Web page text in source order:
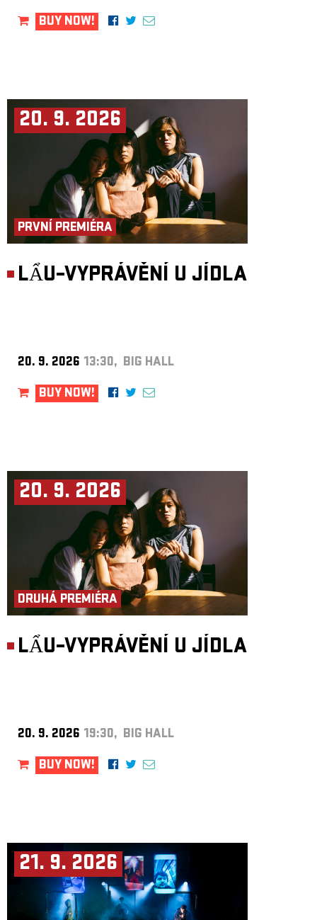
BUY NOW!
20. 9. 2026
PRVNÍ PREMIÉRA
LẨU–VYPRÁVĚNÍ U JÍDLA
20. 9. 2026 13:30, BIG HALL
BUY NOW!
20. 9. 2026
DRUHÁ PREMIÉRA
LẨU–VYPRÁVĚNÍ U JÍDLA
20. 9. 2026 19:30, BIG HALL
BUY NOW!
21. 9. 2026